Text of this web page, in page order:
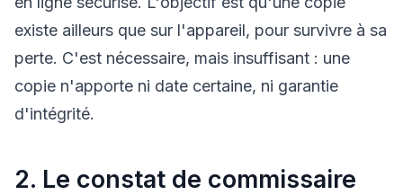
existe ailleurs que sur l'appareil, pour survivre à sa
perte. C'est nécessaire, mais insuffisant : une
copie n'apporte ni date certaine, ni garantie
d'intégrité.
2. Le constat de commissaire